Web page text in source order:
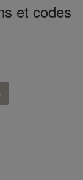
et codes